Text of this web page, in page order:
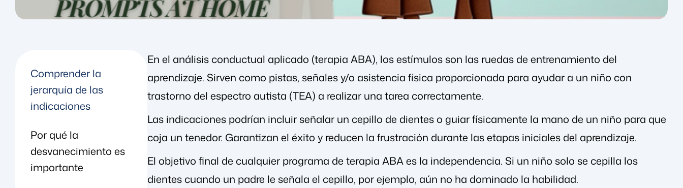
Comprender la
jerarquía de las
indicaciones
Por qué la
desvanecimiento es
importante
En el análisis conductual aplicado (terapia ABA), los estímulos son las ruedas de entrenamiento del
aprendizaje. Sirven como pistas, señales y/o asistencia física proporcionada para ayudar a un niño con
trastorno del espectro autista (TEA) a realizar una tarea correctamente.
Las indicaciones podrían incluir señalar un cepillo de dientes o guiar físicamente la mano de un niño para que
coja un tenedor. Garantizan el éxito y reducen la frustración durante las etapas iniciales del aprendizaje.
El objetivo final de cualquier programa de terapia ABA es la independencia. Si un niño solo se cepilla los
dientes cuando un padre le señala el cepillo, por ejemplo, aún no ha dominado la habilidad.